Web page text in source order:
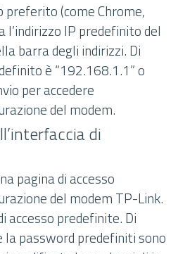
(come Chrome,
l’indirizzo IP predefinito del
barra degli indirizzi. Di
è “192.168.1.1” o
per accedere
del modem.
di
pagina di accesso
del modem TP-Link.
accesso predefinite. Di
password predefiniti sono